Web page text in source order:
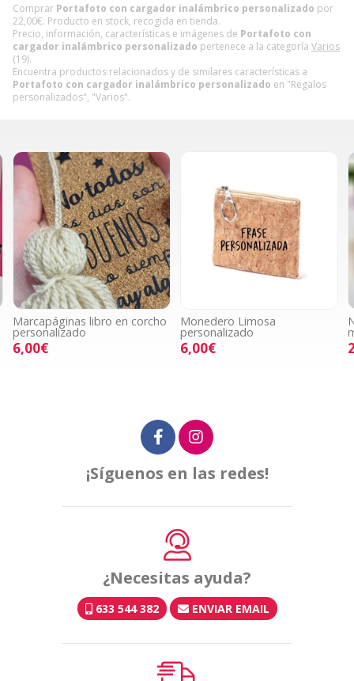
Comprar Portafoto con cargador inalámbrico personalizado por
22,00€. Producto en stock, recogida en tienda.
Precio, información, características e imágenes de Portafoto con
cargador inalámbrico personalizado pertenece a la categoría Varios
(19).
Encuentra productos relacionados y de similares características a
Portafoto con cargador inalámbrico personalizado en "Regalos
personalizados", "Varios".
Marcapáginas libro en corcho
personalizado
6,00€
Monedero Limosa
personalizado
6,00€
¡Síguenos en las redes!
¿Necesitas ayuda?
633 544 382 ENVIAR EMAIL